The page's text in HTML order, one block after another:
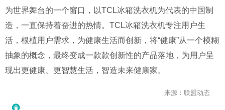
为世界舞台的一个窗口，以TCL冰箱洗衣机为代表的中国制
造，一直保持着奋进的热情。TCL冰箱洗衣机专注用户生
活，根植用户需求，为健康生活而创新，将“健康”从一个模糊
抽象的概念，最终变成一款款创新性的产品落地，为用户呈
现出更健康、更智慧生活，智造未来健康家。
来源：联盟动态